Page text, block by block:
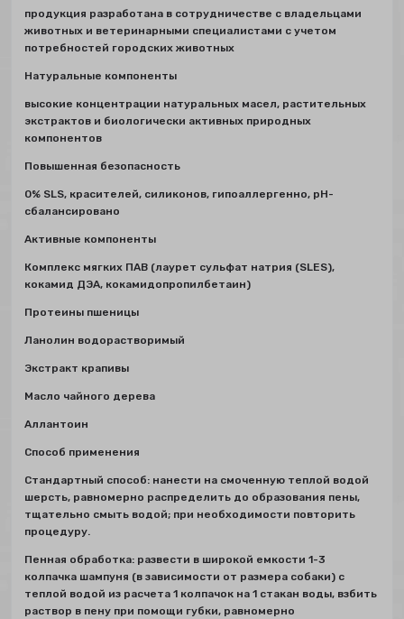
продукция разработана в сотрудничестве с владельцами
животных и ветеринарными специалистами с учетом
потребностей городских животных
Натуральные компоненты
высокие концентрации натуральных масел, растительных
экстрактов и биологически активных природных
компонентов
Повышенная безопасность
0% SLS, красителей, силиконов, гипоаллергенно, рН-
сбалансировано
Активные компоненты
Комплекс мягких ПАВ (лаурет сульфат натрия (SLES),
кокамид ДЭА, кокамидопропилбетаин)
Протеины пшеницы
Ланолин водорастворимый
Экстракт крапивы
Масло чайного дерева
Аллантоин
Способ применения
Стандартный способ: нанести на смоченную теплой водой
шерсть, равномерно распределить до образования пены,
тщательно смыть водой; при необходимости повторить
процедуру.
Пенная обработка: развести в широкой емкости 1-3
колпачка шампуня (в зависимости от размера собаки) с
теплой водой из расчета 1 колпачок на 1 стакан воды, взбить
раствор в пену при помощи губки, равномерно